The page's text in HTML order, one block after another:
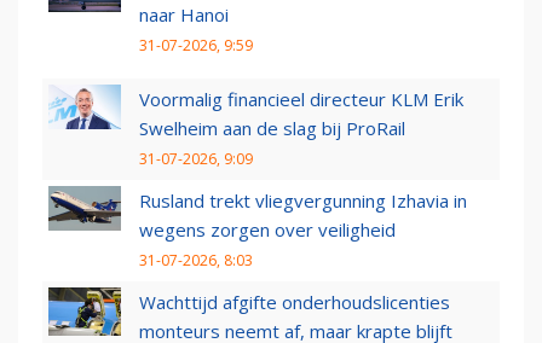
naar Hanoi
31-07-2026, 9:59
Voormalig financieel directeur KLM Erik
Swelheim aan de slag bij ProRail
31-07-2026, 9:09
Rusland trekt vliegvergunning Izhavia in
wegens zorgen over veiligheid
31-07-2026, 8:03
Wachttijd afgifte onderhoudslicenties
monteurs neemt af, maar krapte blijft